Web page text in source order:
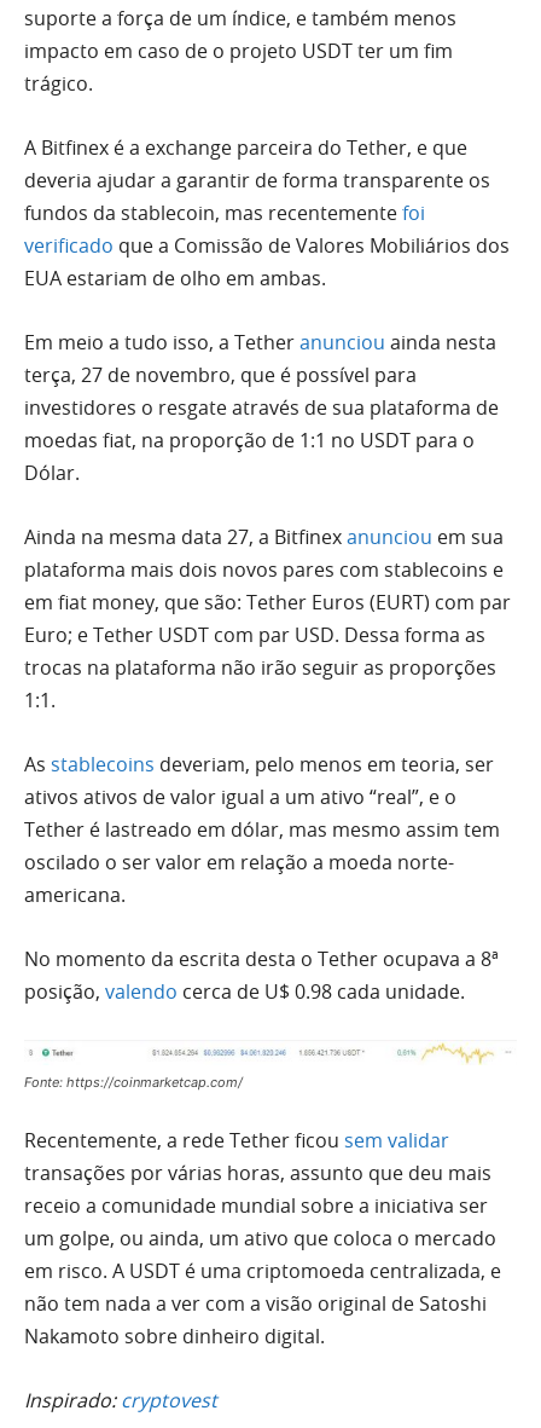
suporte a força de um índice, e também menos
impacto em caso de o projeto USDT ter um fim
trágico.
A Bitfinex é a exchange parceira do Tether, e que
deveria ajudar a garantir de forma transparente os
fundos da stablecoin, mas recentementefoi
verificado que a Comissão de Valores Mobiliários dos
EUA estariam de olho em ambas.
Em meio a tudo isso, a Tetheranunciou ainda nesta
terça, 27 de novembro, que é possível para
investidores o resgate através de sua plataforma de
moedas fiat, na proporção de 1:1 no USDT para o
Dólar.
Ainda na mesma data 27, a Bitfinexanunciou em sua
plataforma mais dois novos pares com stablecoins e
em fiat money, que são: Tether Euros (EURT) com par
Euro; e Tether USDT com par USD. Dessa forma as
trocas na plataforma não irão seguir as proporções
1:1.
As stablecoins deveriam, pelo menos em teoria, ser
ativos ativos de valor igual a um ativo “real”, e o
Tether é lastreado em dólar, mas mesmo assim tem
oscilado o ser valor em relação a moeda norte-
americana.
No momento da escrita desta o Tether ocupava a 8ª
posição, valendo cerca de U$ 0.98 cada unidade.
Fonte: https://coinmarketcap.com/
Recentemente, a rede Tether ficou sem validar
transações por várias horas, assunto que deu mais
receio a comunidade mundial sobre a iniciativa ser
um golpe, ou ainda, um ativo que coloca o mercado
em risco. A USDT é uma criptomoeda centralizada, e
não tem nada a ver com a visão original de Satoshi
Nakamoto sobre dinheiro digital.
Inspirado:cryptovest